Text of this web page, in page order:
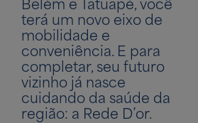
terá um novo eixo de
mobilidade e
conveniência. E para
completar, seu futuro
vizinho já nasce
cuidando da saúde da
região: a Rede D’or.